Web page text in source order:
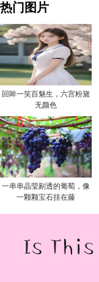
热门图片
回眸一笑百魅生，六宫粉黛
无颜色
一串串晶莹剔透的葡萄，像
一颗颗宝石挂在藤